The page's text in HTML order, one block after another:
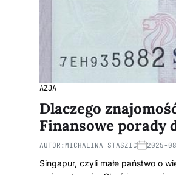
AZJA
Dlaczego
Finansowe porady
AUTOR: MICHALINA STASZIC 2025-
Singapur, czyli małe państwo o